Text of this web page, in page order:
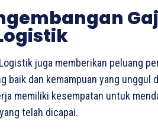
juga memberikan peluang
baik dan kemampuan yang
memiliki kesempatan untuk
telah dicapai.